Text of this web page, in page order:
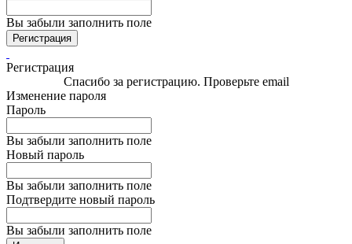
Вы забыли заполнить поле
Регистрация
Регистрация
Спасибо за регистрацию. Проверьте email
Изменение пароля
Пароль
Вы забыли заполнить поле
Новый пароль
Вы забыли заполнить поле
Подтвердите новый пароль
Вы забыли заполнить поле